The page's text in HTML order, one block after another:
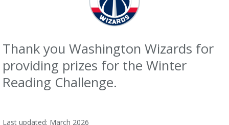
Thank you Washington Wizards for
providing prizes for the Winter
Reading Challenge.
Last updated: March 2026